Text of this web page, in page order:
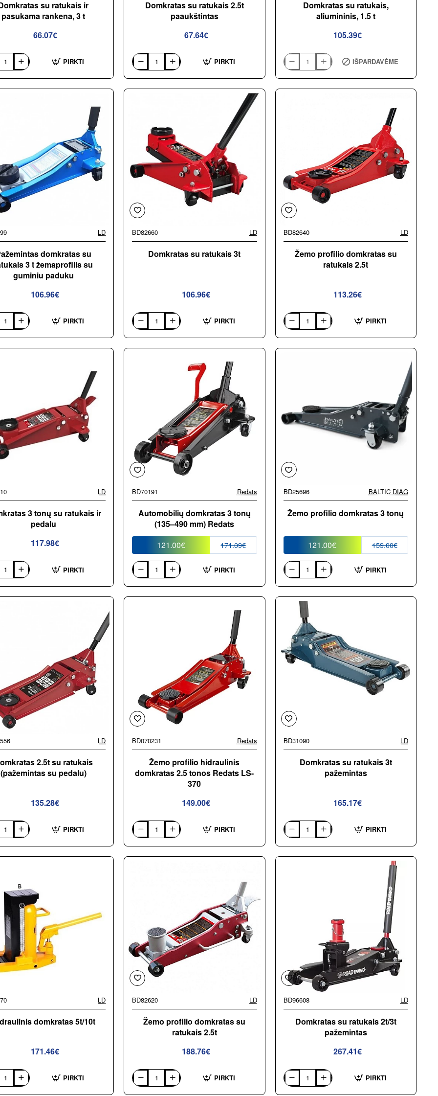
su ratukais ir
pasukama rankena, 3 t
66.07€
PIRKTI
Domkratas su ratukais 2.5t
paaukštintas
67.64€
Domkratas
su
ratukais
2.5t
PIRKTI
Domkratas su ratukais,
aliumininis, 1.5 t
105.39€
Domkratas
su
ratukais,
aliumininis,
IŠPARDAVĖME
LD
domkratas su
3 t žemaprofilis su
guminiu paduku
106.96€
PIRKTI
BD82660 LD
Domkratas su ratukais 3t
106.96€
Domkratas
su
ratukais
3t
PIRKTI
BD82640 LD
Žemo profilio domkratas su
ratukais 2.5t
113.26€
Žemo
profilio
domkratas
su
PIRKTI
LD
3 tonų su ratukais ir
pedalu
117.98€
PIRKTI
-29%
BD70191 Redats
Automobilių domkratas 3 tonų
(135–490 mm) Redats
121.00€
171.09€
Automobilių
domkratas
3
tonų
PIRKTI
-24%
BD25696 BALTIC DIAG
Žemo profilio domkratas 3 tonų
121.00€ 159.00€
Žemo
profilio
domkratas
3
PIRKTI
LD
2.5t su ratukais
(pažemintas su pedalu)
135.28€
PIRKTI
BD070231 Redats
Žemo profilio hidraulinis
domkratas 2.5 tonos Redats LS-
370
149.00€
Žemo
profilio
hidraulinis
domkratas
PIRKTI
BD31090 LD
Domkratas su ratukais 3t
pažemintas
165.17€
Domkratas
su
ratukais
3t
PIRKTI
LD
domkratas 5t/10t
171.46€
PIRKTI
BD82620 LD
Žemo profilio domkratas su
ratukais 2.5t
188.76€
Žemo
profilio
PIRKTI
BD96608 LD
Domkratas su ratukais 2t/3t
pažemintas
267.41€
Domkratas
su
PIRKTI